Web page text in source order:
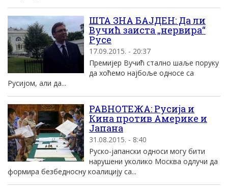
ШТА ЗНА БАЈДЕН: Да ли
Вучић заиста „нервира“
Русе
17.09.2015. - 20:37
Премијер Вучић стално шаље поруку
да хоћемо најбоље односе са
Русијом, али да...
РАВНОТЕЖА: Русија и
Кина против Америке и
Јапана
31.08.2015. - 8:40
Руско-јапански односи могу бити
нарушени уколико Москва одлучи да
формира безбедносну коалицију са...